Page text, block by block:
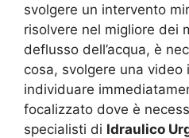
svolgere un intervento
risolvere nel migliore dei
deflusso dell’acqua, è
cosa, svolgere una video
individuare
focalizzato dove è
specialisti di Idraulico